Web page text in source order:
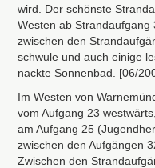
wird. Der schönste
Westen ab Strandaufgang
zwischen den
schwule und auch einige
nackte Sonnenbad. [06/
Im Westen von
vom Aufgang 23
am Aufgang 25
zwischen den Aufgängen
Zwischen den